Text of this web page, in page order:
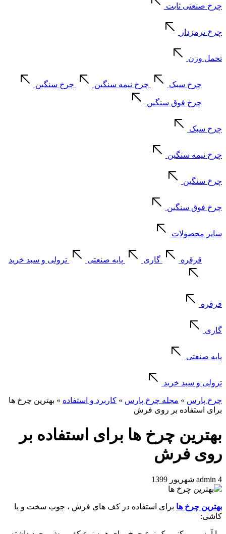
چرخ صنعتی ثابت
چرخ ترمزدار
تحمل وزن
چرخ سبک چرخ نیمه سنگین چرخ سنگین
چرخ فوق سنگین
چرخ سبک
چرخ نیمه سنگین
چرخ سنگین
چرخ فوق سنگین
سایر محصولات
قرقره گاری پایه صنعتی ترولی و سبد خرید
قرقره
گاری
پایه صنعتی
ترولی و سبد خرید
چرخ پارس » مجله چرخ پارس » کاربرد و استفاده » بهترین چرخ ها
برای استفاده بر روی فرش
بهترین چرخ ها برای استفاده بر
روی فرش
admin 4 شهریور 1399
بهترین چرخ ها برای استفاده در کف های فرش ، چوب سخت و یا
کاشی: